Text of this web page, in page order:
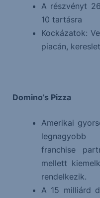
A részvényt
10 tartásra
Kockázatok:
piacán,
Domino’s Pizza
Amerikai
franchise
mellett
rendelkezik.
A 15 milliárd